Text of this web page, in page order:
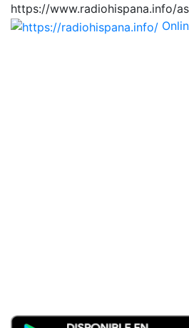
https://www.radiohispana.info/